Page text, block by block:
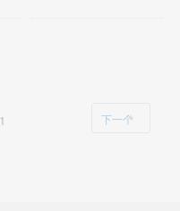
下一个